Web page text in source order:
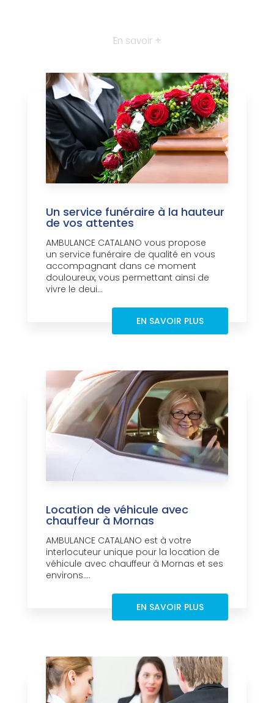
En savoir +
Un service funéraire à la hauteur
de vos attentes
AMBULANCE CATALANO vous propose
un service funéraire de qualité en vous
accompagnant dans ce moment
douloureux, vous permettant ainsi de
vivre le deui...
EN SAVOIR PLUS
Location de véhicule avec
chauffeur à Mornas
AMBULANCE CATALANO est à votre
interlocuteur unique pour la location de
véhicule avec chauffeur à Mornas et ses
environs....
EN SAVOIR PLUS